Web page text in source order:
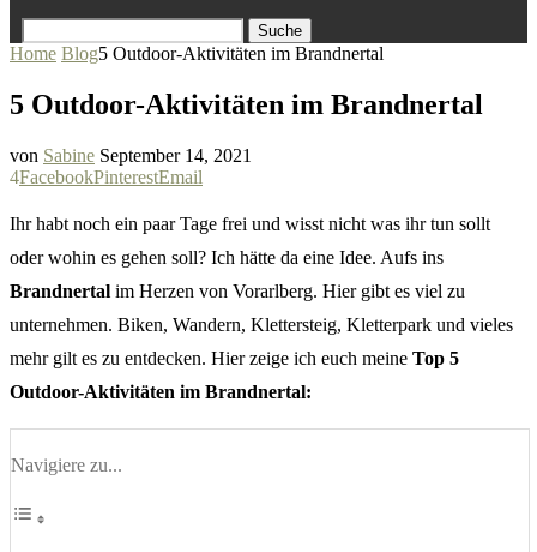
Suche
Home Blog5 Outdoor-Aktivitäten im Brandnertal
5 Outdoor-Aktivitäten im Brandnertal
von Sabine September 14, 2021
4FacebookPinterestEmail
Ihr habt noch ein paar Tage frei und wisst nicht was ihr tun sollt
oder wohin es gehen soll? Ich hätte da eine Idee. Aufs ins
Brandnertal im Herzen von Vorarlberg. Hier gibt es viel zu
unternehmen. Biken, Wandern, Klettersteig, Kletterpark und vieles
mehr gilt es zu entdecken. Hier zeige ich euch meine Top 5
Outdoor-Aktivitäten im Brandnertal:
Navigiere zu...